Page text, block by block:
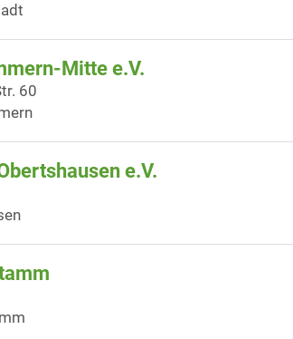
Mitte e.V.
60
e.V.